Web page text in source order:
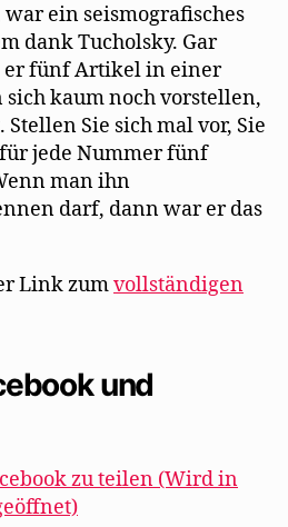
war ein seismografisches
dank Tucholsky. Gar
er fünf Artikel in einer
kaum noch vorstellen,
Sie sich mal vor, Sie
jede Nummer fünf
man ihn
darf, dann war er das
Link zumvollständigen
und
zu teilen (Wird in